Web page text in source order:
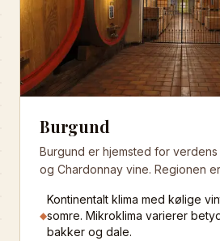
Burgund
Burgund er hjemsted for
og Chardonnay vine. Regionen
absolutte højdepunkt af fransk
◆
Kontinentalt klima med kølige
somre. Mikroklima varierer
bakker og dale.